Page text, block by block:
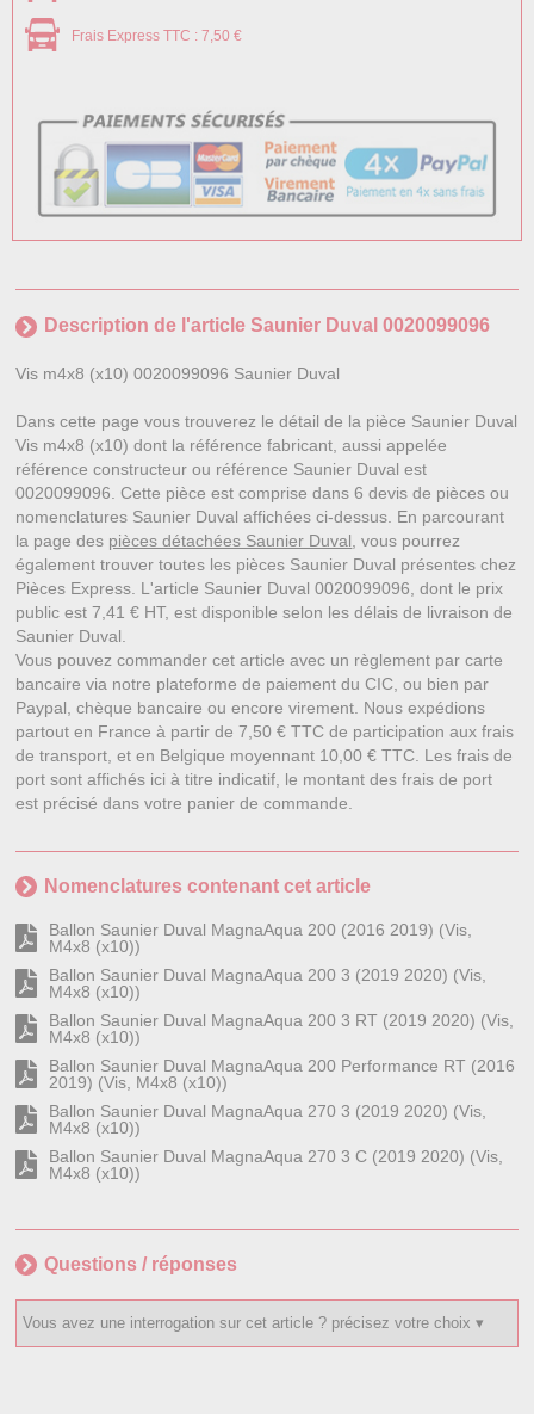
Frais Express TTC : 7,50 €
Description de l'article Saunier Duval 0020099096
Vis m4x8 (x10) 0020099096 Saunier Duval
Dans cette page vous trouverez le détail de la pièce Saunier Duval
Vis m4x8 (x10) dont la référence fabricant, aussi appelée
référence constructeur ou référence Saunier Duval est
0020099096. Cette pièce est comprise dans 6 devis de pièces ou
nomenclatures Saunier Duval affichées ci-dessus. En parcourant
la page des pièces détachées Saunier Duval , vous pourrez
également trouver toutes les pièces Saunier Duval présentes chez
Pièces Express. L'article Saunier Duval 0020099096, dont le prix
public est 7,41 € HT, est disponible selon les délais de livraison de
Saunier Duval.
Vous pouvez commander cet article avec un règlement par carte
bancaire via notre plateforme de paiement du CIC, ou bien par
Paypal, chèque bancaire ou encore virement. Nous expédions
partout en France à partir de 7,50 € TTC de participation aux frais
de transport, et en Belgique moyennant 10,00 € TTC. Les frais de
port sont affichés ici à titre indicatif, le montant des frais de port
est précisé dans votre panier de commande.
Nomenclatures contenant cet article
Ballon Saunier Duval MagnaAqua 200 (2016 2019) (Vis,
M4x8 (x10))
Ballon Saunier Duval MagnaAqua 200 3 (2019 2020) (Vis,
M4x8 (x10))
Ballon Saunier Duval MagnaAqua 200 3 RT (2019 2020) (Vis,
M4x8 (x10))
Ballon Saunier Duval MagnaAqua 200 Performance RT (2016
2019) (Vis, M4x8 (x10))
Ballon Saunier Duval MagnaAqua 270 3 (2019 2020) (Vis,
M4x8 (x10))
Ballon Saunier Duval MagnaAqua 270 3 C (2019 2020) (Vis,
M4x8 (x10))
Questions / réponses